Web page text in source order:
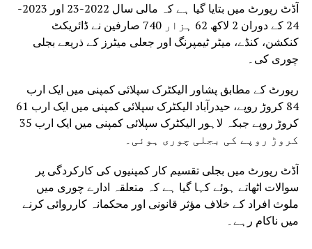
آڈٹ رپورٹ میں بتایا گیا ہے کہ مالی سال 2022-23 اور 2023-
24 کے دوران 2 لاکھ 62 ہزار 740 صارفین نے ڈائریکٹ
کنکشن، کنڈے، میٹر ٹیمپرنگ اور جعلی میٹرز کے ذریعے بجلی
چوری کی۔
رپورٹ کے مطابق پشاور الیکٹرک سپلائی کمپنی میں ایک ارب
84 کروڑ روپے، حیدرآباد الیکٹرک سپلائی کمپنی میں ایک ارب 61
کروڑ روپے جبکہ لاہور الیکٹرک سپلائی کمپنی میں ایک ارب 35
کروڑ روپے کی بجلی چوری ہوئی۔
آڈٹ رپورٹ میں بجلی تقسیم کار کمپنیوں کی کارکردگی پر
سوالات اٹھاتے ہوئے کہا گیا ہے کہ متعلقہ ادارے چوری میں
ملوث افراد کے خلاف مؤثر قانونی اور محکمانہ کارروائی کرنے
میں ناکام رہے۔